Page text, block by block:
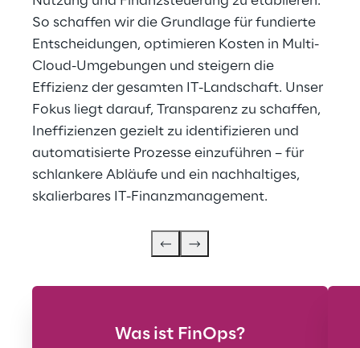
So schaffen wir die Grundlage für fundierte
Entscheidungen, optimieren Kosten in Multi-
Cloud-Umgebungen und steigern die
Effizienz der gesamten IT-Landschaft. Unser
Fokus liegt darauf, Transparenz zu schaffen,
Ineffizienzen gezielt zu identifizieren und
automatisierte Prozesse einzuführen – für
schlankere Abläufe und ein nachhaltiges,
skalierbares IT-Finanzmanagement.
Was ist FinOps?